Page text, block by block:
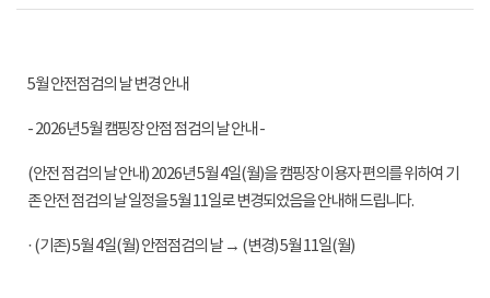
5월 안전점검의 날 변경 안내
- 2026년 5월 캠핑장 안점 점검의 날 안내 -
(안전 점검의 날 안내) 2026년 5월 4일(월)을 캠핑장 이용자 편의를 위하여 기
존 안전 점검의 날 일정을 5월 11일로 변경되었음을 안내해 드립니다.
· (기존) 5월 4일(월) 안점점검의 날 → (변경) 5월 11일(월)